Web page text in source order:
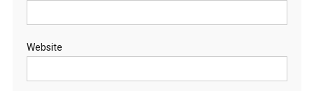
Website